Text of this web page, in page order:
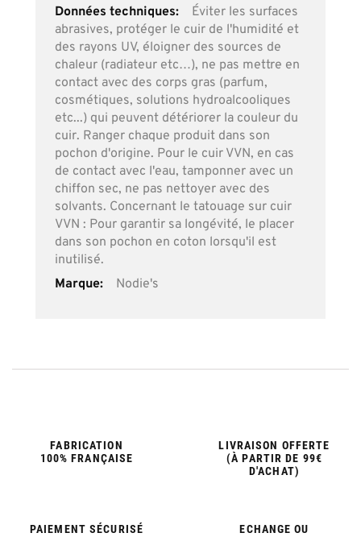
Éviter les surfaces
abrasives, protéger le cuir de l'humidité et
des rayons UV, éloigner des sources de
chaleur (radiateur etc…), ne pas mettre en
contact avec des corps gras (parfum,
cosmétiques, solutions hydroalcooliques
etc...) qui peuvent détériorer la couleur du
cuir. Ranger chaque produit dans son
pochon d'origine. Pour le cuir VVN, en cas
de contact avec l'eau, tamponner avec un
chiffon sec, ne pas nettoyer avec des
solvants. Concernant le tatouage sur cuir
VVN : Pour garantir sa longévité, le placer
dans son pochon en coton lorsqu'il est
inutilisé.
Nodie's
FABRICATION
100% FRANÇAISE
LIVRAISON OFFERTE
(À PARTIR DE 99€
D'ACHAT)
PAIEMENT SÉCURISÉ
ECHANGE OU